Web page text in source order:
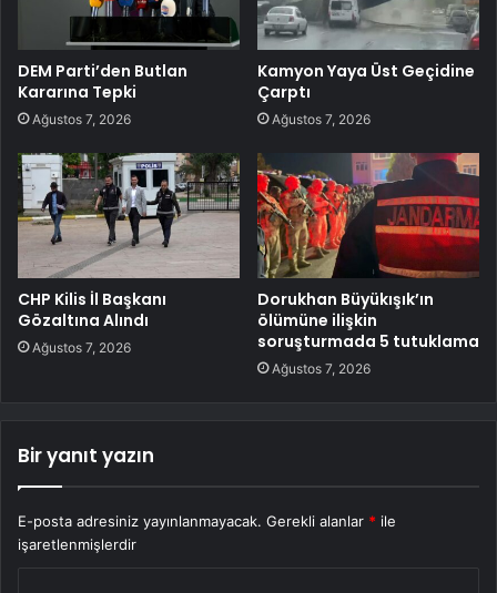
DEM Parti’den Butlan
Kararına Tepki
Ağustos 7, 2026
Kamyon Yaya Üst Geçidine
Çarptı
Ağustos 7, 2026
CHP Kilis İl Başkanı
Gözaltına Alındı
Ağustos 7, 2026
Dorukhan Büyükışık’ın
ölümüne ilişkin
soruşturmada 5 tutuklama
Ağustos 7, 2026
Bir yanıt yazın
E-posta adresiniz yayınlanmayacak. Gerekli alanlar * ile
işaretlenmişlerdir